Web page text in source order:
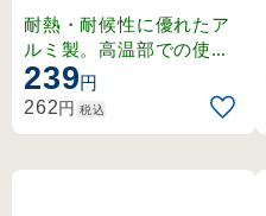
7090)
耐熱・耐候性に優れたア
ルミ製。高温部での使用
にも適したバルブ表示札
。
239円
262円 税込